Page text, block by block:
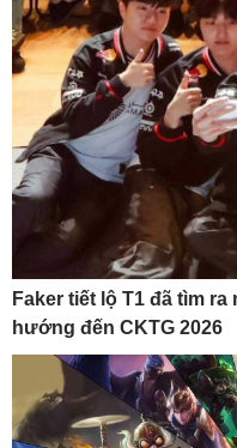
Faker tiết lộ T1 đã tìm
hướng đến CKTG 2026